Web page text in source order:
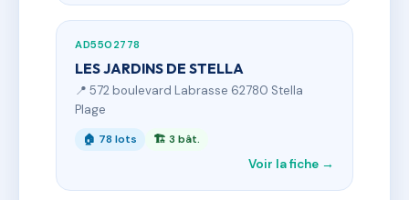
AD5502778
LES JARDINS DE STELLA
📍 572 boulevard Labrasse 62780 Stella
Plage
🏠 78 lots 🏗 3 bât.
Voir la fiche →